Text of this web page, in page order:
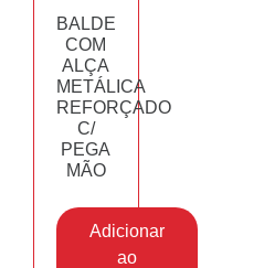
BALDE
COM
ALÇA
METÁLICA
REFORÇADO
C/
PEGA
MÃO
Adicionar
ao